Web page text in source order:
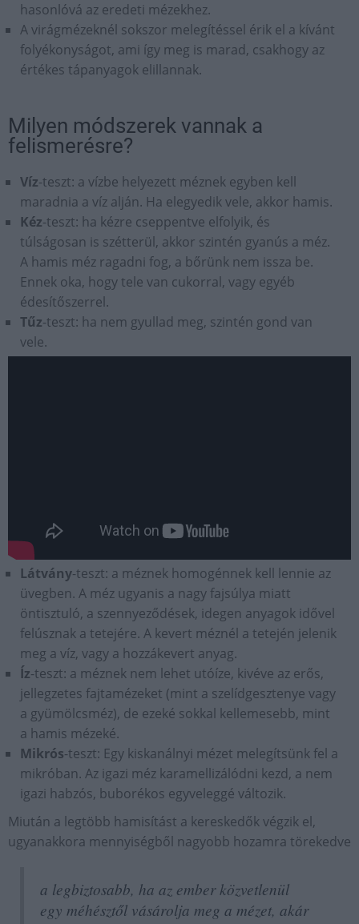
hasonlóvá az eredeti mézekhez.
A virágmézeknél sokszor melegítéssel érik el a kívánt
folyékonyságot, ami így meg is marad, csakhogy az
értékes tápanyagok elillannak.
Milyen módszerek vannak a
felismerésre?
Víz-teszt: a vízbe helyezett méznek egyben kell
maradnia a víz alján. Ha elegyedik vele, akkor hamis.
Kéz-teszt: ha kézre cseppentve elfolyik, és
túlságosan is szétterül, akkor szintén gyanús a méz.
A hamis méz ragadni fog, a bőrünk nem issza be.
Ennek oka, hogy tele van cukorral, vagy egyéb
édesítőszerrel.
Tűz-teszt: ha nem gyullad meg, szintén gond van
vele.
Látvány-teszt: a méznek homogénnek kell lennie az
üvegben. A méz ugyanis a nagy fajsúlya miatt
öntisztuló, a szennyeződések, idegen anyagok idővel
felúsznak a tetejére. A kevert méznél a tetején jelenik
meg a víz, vagy a hozzákevert anyag.
Íz-teszt: a méznek nem lehet utóíze, kivéve az erős,
jellegzetes fajtamézeket (mint a szelídgesztenye vagy
a gyümölcsméz), de ezeké sokkal kellemesebb, mint
a hamis mézeké.
Mikrós-teszt: Egy kiskanálnyi mézet melegítsünk fel a
mikróban. Az igazi méz karamellizálódni kezd, a nem
igazi habzós, buborékos egyveleggé változik.
Miután a legtöbb hamisítást a kereskedők végzik el,
ugyanakkora mennyiségből nagyobb hozamra törekedve
a legbiztosabb, ha az ember közvetlenül
egy méhésztől vásárolja meg a mézet, akár